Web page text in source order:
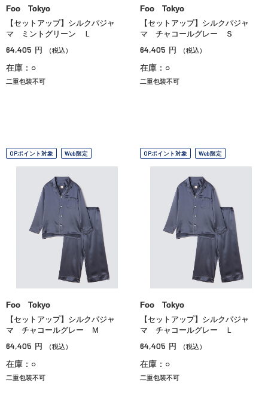
Foo Tokyo
【セットアップ】シルクパジャ
マ ミントグリーン Ｌ
64,405 円 （税込）
在庫：○
二重包装不可
Foo Tokyo
【セットアップ】シルクパジャ
マ チャコールグレー Ｓ
64,405 円 （税込）
在庫：○
二重包装不可
OPポイント対象 Web限定
Foo Tokyo
【セットアップ】シルクパジャ
マ チャコールグレー Ｍ
64,405 円 （税込）
在庫：○
二重包装不可
OPポイント対象 Web限定
Foo Tokyo
【セットアップ】シルクパジャ
マ チャコールグレー Ｌ
64,405 円 （税込）
在庫：○
二重包装不可